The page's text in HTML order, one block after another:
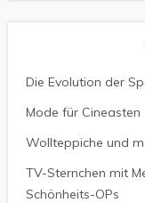
Die Evolution der
Mode für Cineasten
Wollteppiche und
TV-Sternchen mit
Schönheits-OPs